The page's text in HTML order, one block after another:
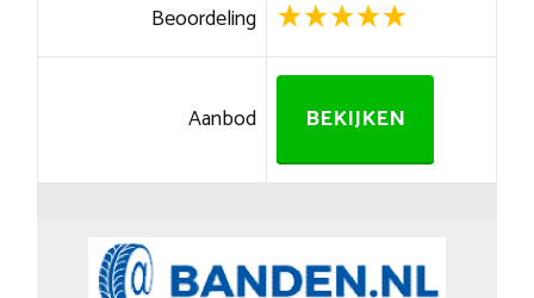
Beoordeling
Aanbod BEKIJKEN